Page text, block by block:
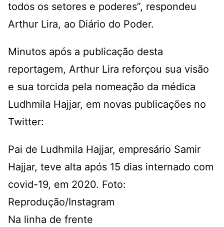
todos os setores e poderes”, respondeu
Arthur Lira, ao Diário do Poder.
Minutos após a publicação desta
reportagem, Arthur Lira reforçou sua visão
e sua torcida pela nomeação da médica
Ludhmila Hajjar, em novas publicações no
Twitter:
Pai de Ludhmila Hajjar, empresário Samir
Hajjar, teve alta após 15 dias internado com
covid-19, em 2020. Foto:
Reprodução/Instagram
Na linha de frente